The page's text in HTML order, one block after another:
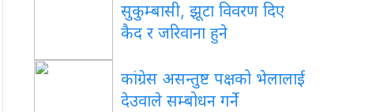
सुकुम्बासी, झूटा विवरण दिए
कैद र जरिवाना हुने
कांग्रेस असन्तुष्ट पक्षको भेलालाई
देउवाले सम्बोधन गर्ने